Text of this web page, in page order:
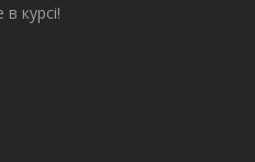
в курсі!